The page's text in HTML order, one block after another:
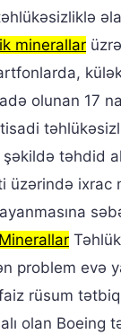
minerallar
olunan 17
şəkildə
üzərində
problem evə
rüsum
olan Boeing